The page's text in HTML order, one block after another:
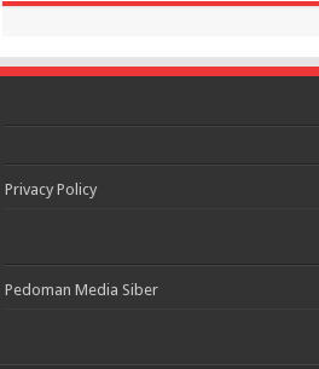
Privacy Policy
Pedoman Media Siber